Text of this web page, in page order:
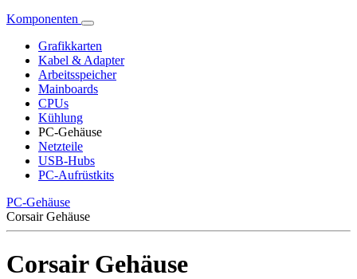
Komponenten
Grafikkarten
Kabel & Adapter
Arbeitsspeicher
Mainboards
CPUs
Kühlung
PC-Gehäuse
Netzteile
USB-Hubs
PC-Aufrüstkits
PC-Gehäuse
Corsair Gehäuse
Corsair Gehäuse